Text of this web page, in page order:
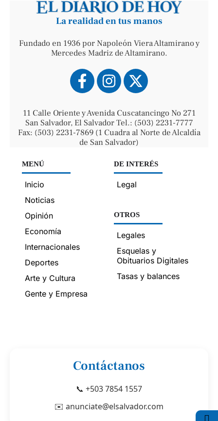
La realidad en tus manos
Fundado en 1936 por Napoleón Viera Altamirano y
Mercedes Madriz de Altamirano.
11 Calle Oriente y Avenida Cuscatancingo No 271
San Salvador, El Salvador Tel.: (503) 2231-7777
Fax: (503) 2231-7869 (1 Cuadra al Norte de Alcaldía
de San Salvador)
MENÚ
Inicio
Noticias
Opinión
Economía
Internacionales
Deportes
Arte y Cultura
Gente y Empresa
DE INTERÉS
Legal
OTROS
Legales
Esquelas y
Obituarios Digitales
Tasas y balances
Contáctanos
📞 +503 7854 1557
✉️ anunciate@elsalvador.com